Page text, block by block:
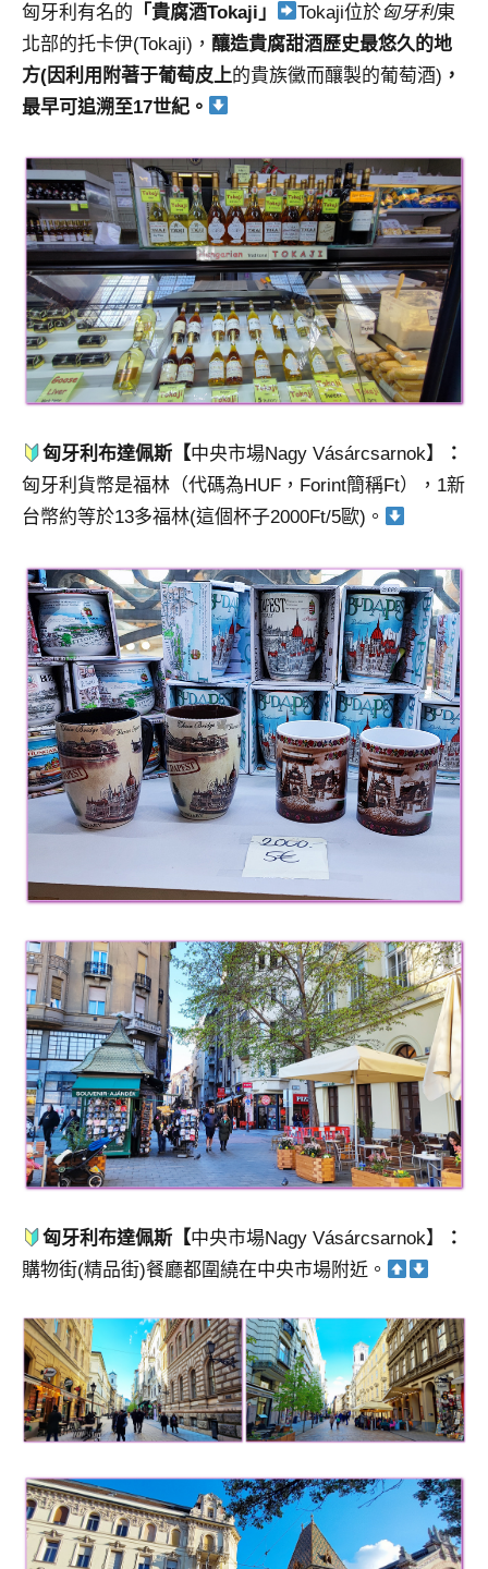
匈牙利有名的 「貴腐酒Tokaji」 Tokaji位於匈牙利東
北部的托卡伊(Tokaji)， 釀造貴腐甜酒歷史最悠久的地
方(因利用 附著于葡萄皮上的貴族黴而釀製的葡萄酒) ，
最早可追溯至17世紀。
匈牙利布達佩斯【中央市場Nagy Vásárcsarnok】
：
匈牙利貨幣是福林（代碼為HUF，Forint簡稱Ft），1新
台幣約等於13多福林(這個杯子2000Ft/5歐)。
匈牙利布達佩斯【中央市場Nagy Vásárcsarnok】
：
購物街(精品街)餐廳都圍繞在中央市場附近。